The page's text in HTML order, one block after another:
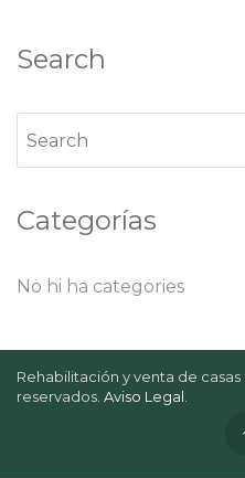
Search
Categorías
No hi ha categories
Rehabilitación y venta de
reservados. Aviso Legal